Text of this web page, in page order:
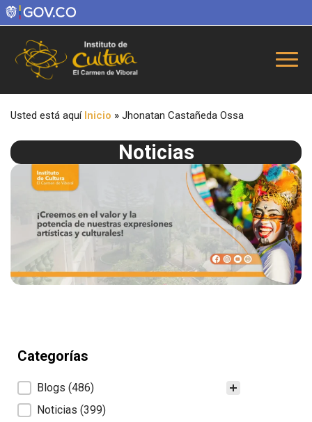
Usted está aquí Inicio » Jhonatan Castañeda Ossa
Noticias
Categorías
Categorías
Blogs (486)
Noticias (399)